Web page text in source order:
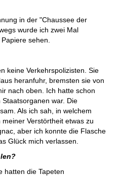
in der "Chaussee der
wurde ich zwei Mal
sehen.
keine Verkehrspolizisten. Sie
heranfuhr, bremsten sie von
nach oben. Ich hatte schon
war. Die
Als ich sah, in welchem
Verstörtheit etwas zu
aber ich konnte die Flasche
Glück mich verlassen.
hatten die Tapeten